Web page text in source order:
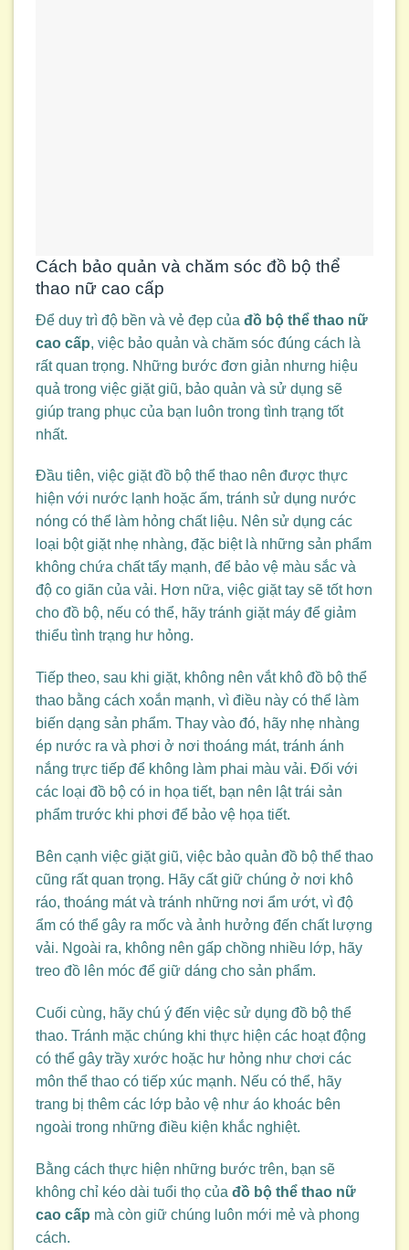
Cách bảo quản và chăm sóc đồ bộ thể
thao nữ cao cấp
Để duy trì độ bền và vẻ đẹp của đồ bộ thể thao nữ
cao cấp, việc bảo quản và chăm sóc đúng cách là
rất quan trọng. Những bước đơn giản nhưng hiệu
quả trong việc giặt giũ, bảo quản và sử dụng sẽ
giúp trang phục của bạn luôn trong tình trạng tốt
nhất.
Đầu tiên, việc giặt đồ bộ thể thao nên được thực
hiện với nước lạnh hoặc ấm, tránh sử dụng nước
nóng có thể làm hỏng chất liệu. Nên sử dụng các
loại bột giặt nhẹ nhàng, đặc biệt là những sản phẩm
không chứa chất tẩy mạnh, để bảo vệ màu sắc và
độ co giãn của vải. Hơn nữa, việc giặt tay sẽ tốt hơn
cho đồ bộ, nếu có thể, hãy tránh giặt máy để giảm
thiểu tình trạng hư hỏng.
Tiếp theo, sau khi giặt, không nên vắt khô đồ bộ thể
thao bằng cách xoắn mạnh, vì điều này có thể làm
biến dạng sản phẩm. Thay vào đó, hãy nhẹ nhàng
ép nước ra và phơi ở nơi thoáng mát, tránh ánh
nắng trực tiếp để không làm phai màu vải. Đối với
các loại đồ bộ có in họa tiết, bạn nên lật trái sản
phẩm trước khi phơi để bảo vệ họa tiết.
Bên cạnh việc giặt giũ, việc bảo quản đồ bộ thể thao
cũng rất quan trọng. Hãy cất giữ chúng ở nơi khô
ráo, thoáng mát và tránh những nơi ẩm ướt, vì độ
ẩm có thể gây ra mốc và ảnh hưởng đến chất lượng
vải. Ngoài ra, không nên gấp chồng nhiều lớp, hãy
treo đồ lên móc để giữ dáng cho sản phẩm.
Cuối cùng, hãy chú ý đến việc sử dụng đồ bộ thể
thao. Tránh mặc chúng khi thực hiện các hoạt động
có thể gây trầy xước hoặc hư hỏng như chơi các
môn thể thao có tiếp xúc mạnh. Nếu có thể, hãy
trang bị thêm các lớp bảo vệ như áo khoác bên
ngoài trong những điều kiện khắc nghiệt.
Bằng cách thực hiện những bước trên, bạn sẽ
không chỉ kéo dài tuổi thọ của đồ bộ thể thao nữ
cao cấp mà còn giữ chúng luôn mới mẻ và phong
cách.